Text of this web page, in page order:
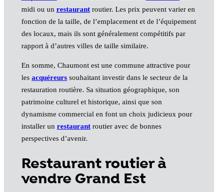
midi ou un restaurantroutier. Les prix peuvent varier en
fonction de la taille, de l’emplacement et de l’équipement
des locaux, mais ils sont généralement compétitifs par
rapport à d’autres villes de taille similaire.
En somme, Chaumont est une commune attractive pour
les acquéreurssouhaitant investir dans le secteur de la
restauration routière. Sa situation géographique, son
patrimoine culturel et historique, ainsi que son
dynamisme commercial en font un choix judicieux pour
installer un restaurantroutier avec de bonnes
perspectives d’avenir.
Restaurant routier à
vendre Grand Est